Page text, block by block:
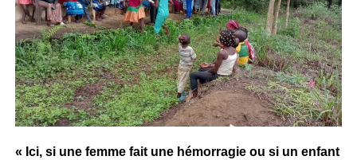
« Ici, si une femme fait une hémorragie ou si un enfant